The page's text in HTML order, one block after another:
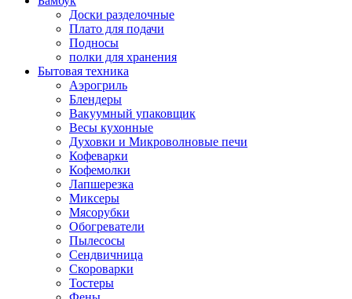
Доски разделочные
Плато для подачи
Подносы
полки для хранения
Бытовая техника
Аэрогриль
Блендеры
Вакуумный упаковщик
Весы кухонные
Духовки и Микроволновые печи
Кофеварки
Кофемолки
Лапшерезка
Миксеры
Мясорубки
Обогреватели
Пылесосы
Сендвичница
Скороварки
Тостеры